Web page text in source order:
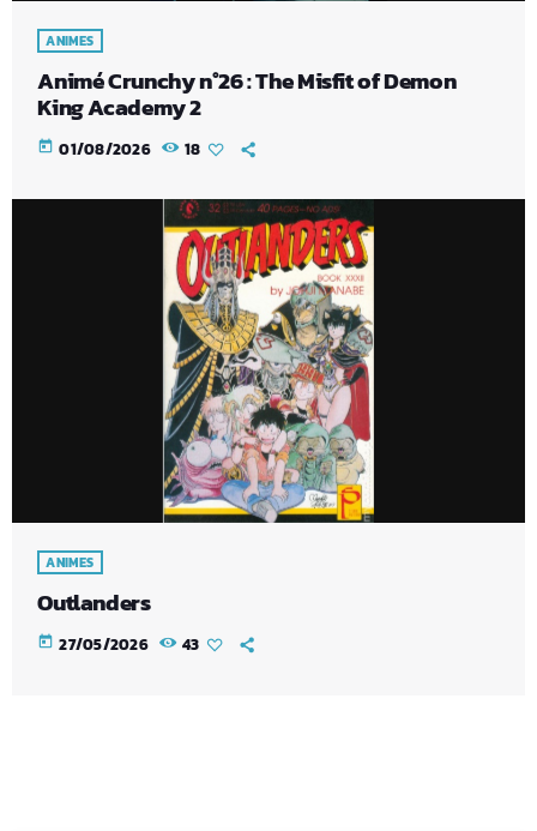
ANIMES
Animé Crunchy n°26 : The Misfit of Demon
King Academy 2
today 01/08/2026 18
ANIMES
Outlanders
today 27/05/2026 43